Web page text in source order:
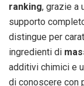
ranking, grazie a
supporto
distingue per
ingredienti di
additivi chimici e
di conoscere con